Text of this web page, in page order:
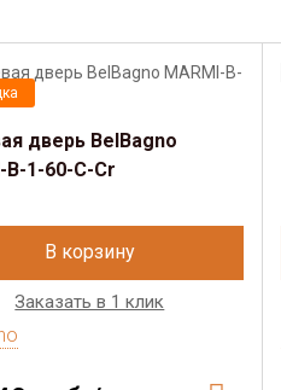
дверь BelBagno
B-1-60-C-Cr
В корзину
Заказать в 1 клик